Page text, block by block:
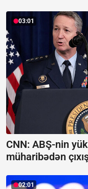
03:01
CNN: ABŞ-nin
müharibədən
02:01